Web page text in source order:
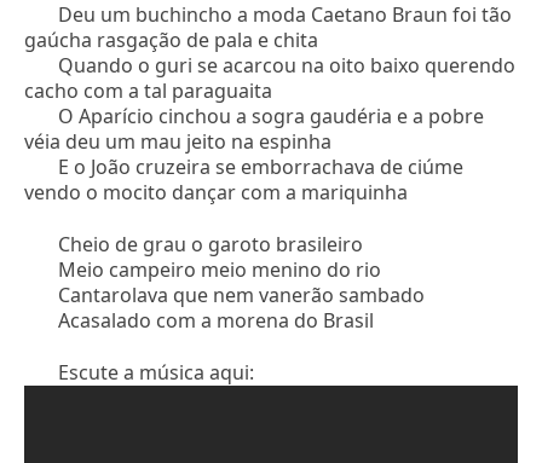
Deu um buchincho a moda Caetano Braun foi tão
gaúcha rasgação de pala e chita
Quando o guri se acarcou na oito baixo querendo
cacho com a tal paraguaita
O Aparício cinchou a sogra gaudéria e a pobre
véia deu um mau jeito na espinha
E o João cruzeira se emborrachava de ciúme
vendo o mocito dançar com a mariquinha
Cheio de grau o garoto brasileiro
Meio campeiro meio menino do rio
Cantarolava que nem vanerão sambado
Acasalado com a morena do Brasil
Escute a música aqui: